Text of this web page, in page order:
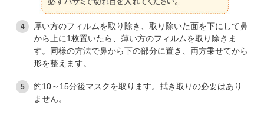
厚い方のフィルムを取り除き、取り除いた面を下にして鼻
から上に1枚置いたら、薄い方のフィルムを取り除きま
す。同様の方法で鼻から下の部分に置き、両方乗せてから
形を整えます。
約10～15分後マスクを取ります。拭き取りの必要はあり
ません。